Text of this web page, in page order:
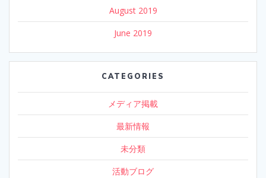
August 2019
June 2019
CATEGORIES
メディア掲載
最新情報
未分類
活動ブログ